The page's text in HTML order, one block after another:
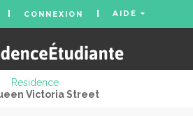
CONNEXION AIDE
Residence
Victoria Street